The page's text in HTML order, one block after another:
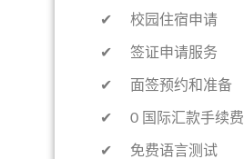
✔ 校园住宿申请
✔ 签证申请服务
✔ 面签预约和准备
✔ 0 国际汇款手续费
✔ 免费语言测试